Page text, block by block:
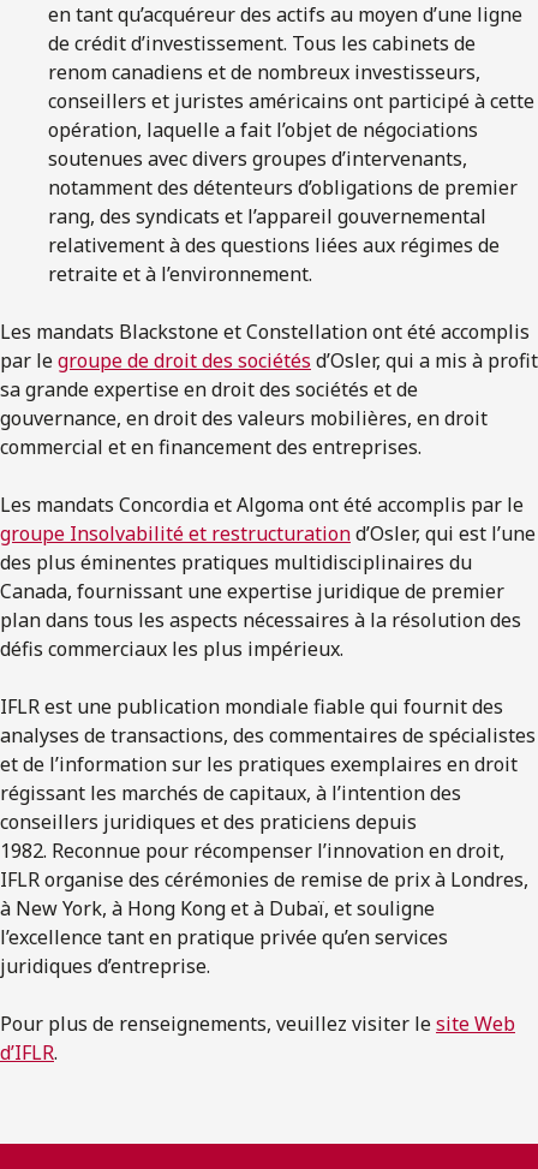
en tant qu’acquéreur des actifs au moyen d’une ligne
de crédit d’investissement. Tous les cabinets de
renom canadiens et de nombreux investisseurs,
conseillers et juristes américains ont participé à cette
opération, laquelle a fait l’objet de négociations
soutenues avec divers groupes d’intervenants,
notamment des détenteurs d’obligations de premier
rang, des syndicats et l’appareil gouvernemental
relativement à des questions liées aux régimes de
retraite et à l’environnement.
Les mandats Blackstone et Constellation ont été accomplis
par legroupe de droit des sociétés d’Osler, qui a mis à profit
sa grande expertise en droit des sociétés et de
gouvernance, en droit des valeurs mobilières, en droit
commercial et en financement des entreprises.
Les mandats Concordia et Algoma ont été accomplis par le
groupe Insolvabilité et restructurationd’Osler, qui est l’une
des plus éminentes pratiques multidisciplinaires du
Canada, fournissant une expertise juridique de premier
plan dans tous les aspects nécessaires à la résolution des
défis commerciaux les plus impérieux.
IFLR est une publication mondiale fiable qui fournit des
analyses de transactions, des commentaires de spécialistes
et de l’information sur les pratiques exemplaires en droit
régissant les marchés de capitaux, à l’intention des
conseillers juridiques et des praticiens depuis
1982. Reconnue pour récompenser l’innovation en droit,
IFLR organise des cérémonies de remise de prix à Londres,
à New York, à Hong Kong et à Dubaï, et souligne
l’excellence tant en pratique privée qu’en services
juridiques d’entreprise.
Pour plus de renseignements, veuillez visiter lesite Web
d’IFLR.